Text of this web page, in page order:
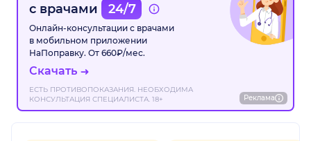
с врачами
24/7
Онлайн-консультации с врачами
в мобильном приложении
НаПоправку. От 660₽/мес.
Скачать
ЕСТЬ ПРОТИВОПОКАЗАНИЯ. НЕОБХОДИМА
КОНСУЛЬТАЦИЯ СПЕЦИАЛИСТА. 18+
Реклама